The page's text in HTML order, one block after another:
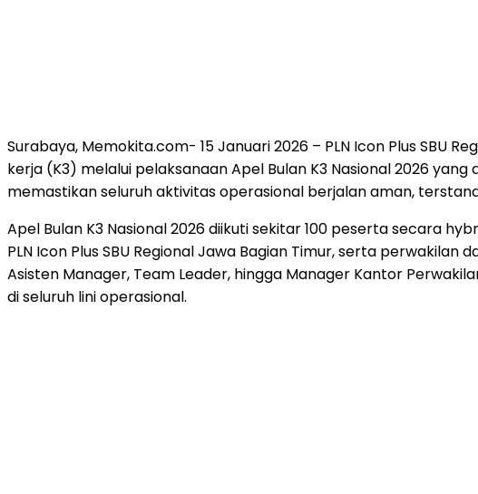
Surabaya, Memokita.com- 15 Januari 2026 – PLN Icon Plus
kerja (K3) melalui pelaksanaan Apel Bulan K3 Nasional 2026
memastikan seluruh aktivitas operasional berjalan aman,
Apel Bulan K3 Nasional 2026 diikuti sekitar 100 peserta secara
PLN Icon Plus SBU Regional Jawa Bagian Timur, serta
Asisten Manager, Team Leader, hingga Manager Kantor
di seluruh lini operasional.